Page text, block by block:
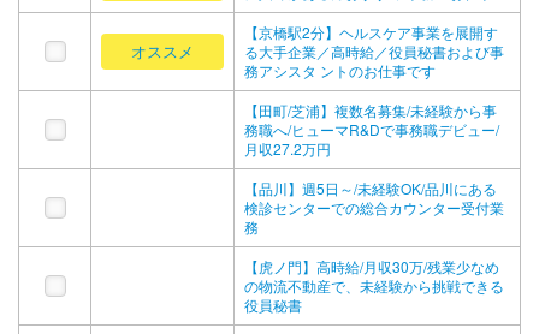
オススメ
【京橋駅2分】ヘルスケア事業を展開す
る大手企業／高時給／役員秘書および事
務アシスタ ントのお仕事です
【田町/芝浦】複数名募集/未経験から事
務職へ/ヒューマR&Dで事務職デビュー/
月収27.2万円
【品川】週5日～/未経験OK/品川にある
検診センターでの総合カウンター受付業
務
【虎ノ門】高時給/月収30万/残業少なめ
の物流不動産で、未経験から挑戦できる
役員秘書